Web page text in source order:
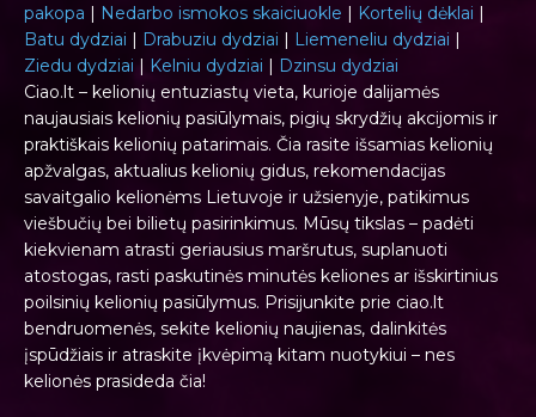
pakopa | Nedarbo ismokos skaiciuokle | Kortelių dėklai |
Batu dydziai | Drabuziu dydziai | Liemeneliu dydziai |
Ziedu dydziai | Kelniu dydziai | Dzinsu dydziai
Ciao.lt – kelionių entuziastų vieta, kurioje dalijamės
naujausiais kelionių pasiūlymais, pigių skrydžių akcijomis ir
praktiškais kelionių patarimais. Čia rasite išsamias kelionių
apžvalgas, aktualius kelionių gidus, rekomendacijas
savaitgalio kelionėms Lietuvoje ir užsienyje, patikimus
viešbučių bei bilietų pasirinkimus. Mūsų tikslas – padėti
kiekvienam atrasti geriausius maršrutus, suplanuoti
atostogas, rasti paskutinės minutės keliones ar išskirtinius
poilsinių kelionių pasiūlymus. Prisijunkite prie ciao.lt
bendruomenės, sekite kelionių naujienas, dalinkitės
įspūdžiais ir atraskite įkvėpimą kitam nuotykiui – nes
kelionės prasideda čia!